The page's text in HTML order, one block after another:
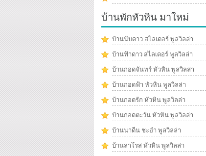
บ้านพักหัวหิน มาใหม่
บ้านนับดาว สไลเดอร์ พูลวิลล่า
บ้านฟ้าดาว สไลเดอร์ พูลวิลล่า
บ้านกอดจันทร์ หัวหิน พูลวิลล่า
บ้านกอดฟ้า หัวหิน พูลวิลล่า
บ้านกอดรัก หัวหิน พูลวิลล่า
บ้านกอดตะวัน หัวหิน พูลวิลล่า
บ้านนาดีน ชะอำ พูลวิลล่า
บ้านลาโรส หัวหิน พูลวิลล่า